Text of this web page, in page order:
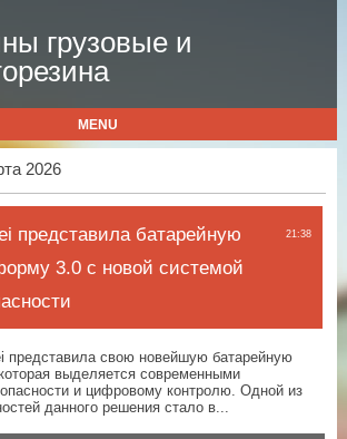
грузовые и
MENU
2026
21:38
представила батарейную
3.0 с новой системой
представила свою новейшую батарейную
выделяется современными
и цифровому контролю. Одной из
данного решения стало в...